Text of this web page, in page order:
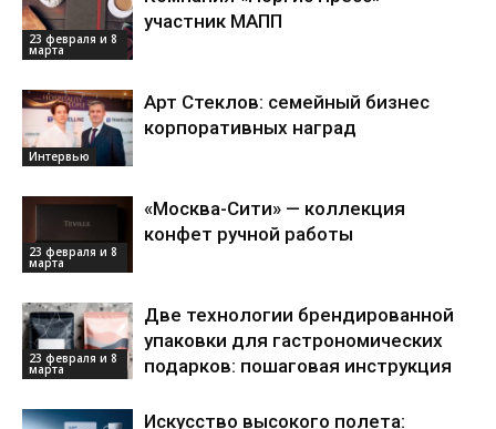
23 февраля и 8
марта
участник МАПП
Интервью
Арт Стеклов: семейный бизнес
корпоративных наград
23 февраля и 8
марта
«Москва-Сити» — коллекция
конфет ручной работы
23 февраля и 8
марта
Две технологии брендированной
упаковки для гастрономических
подарков: пошаговая инструкция
Искусство высокого полета: